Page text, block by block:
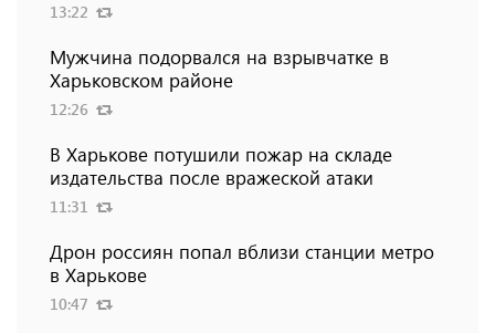
13:22
Мужчина подорвался на взрывчатке в
Харьковском районе
12:26
В Харькове потушили пожар на складе
издательства после вражеской атаки
11:31
Дрон россиян попал вблизи станции метро
в Харькове
10:47